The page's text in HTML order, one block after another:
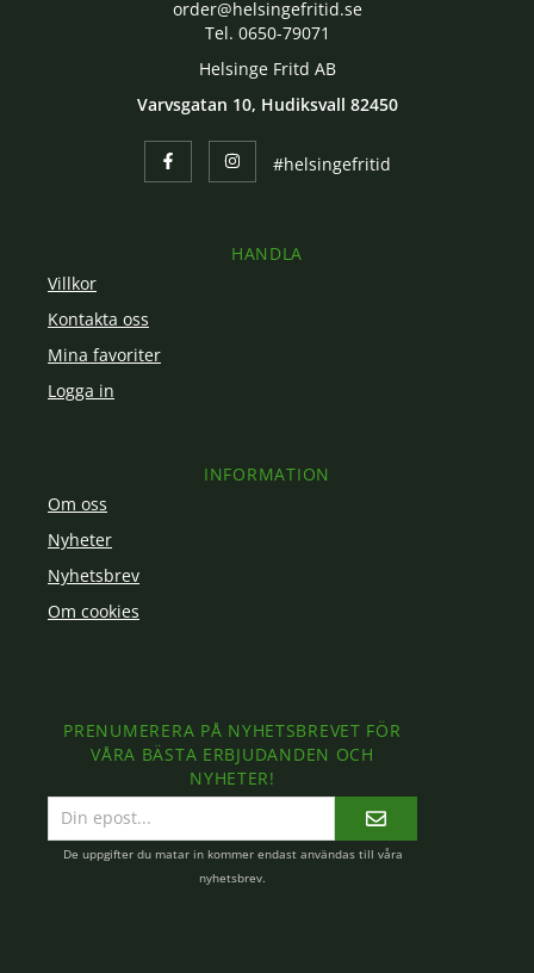
order@helsingefritid.se
Tel. 0650-79071
Helsinge Fritd AB
Varvsgatan 10, Hudiksvall 82450
#helsingefritid
HANDLA
Villkor
Kontakta oss
Mina favoriter
Logga in
INFORMATION
Om oss
Nyheter
Nyhetsbrev
Om cookies
PRENUMERERA PÅ NYHETSBREVET FÖR
VÅRA BÄSTA ERBJUDANDEN OCH
NYHETER!
postadress
De uppgifter du matar in kommer endast användas till våra
nyhetsbrev.